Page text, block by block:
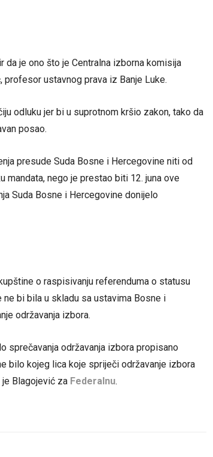
da je ono što je Centralna izborna komisija
ustavnog prava iz Banje Luke.
odluku jer bi u suprotnom kršio zakon, tako da
posao.
presude Suda Bosne i Hercegovine niti od
mandata, nego je prestao biti 12. juna ove
Suda Bosne i Hercegovine donijelo
o raspisivanju referenduma o statusu
bi bila u skladu sa ustavima Bosne i
održavanja izbora.
sprečavanja održavanja izbora propisano
bilo kojeg lica koje spriječi održavanje izbora
je Blagojević za Federalnu.